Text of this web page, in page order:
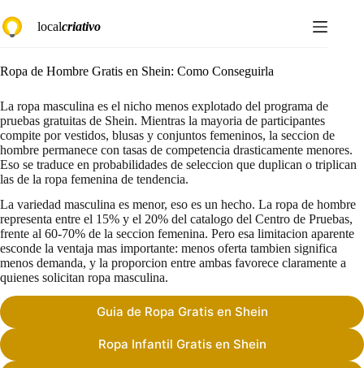
al
contenido
localcriativo
Ropa de Hombre Gratis en Shein: Como Conseguirla
La ropa masculina es el nicho menos explotado del programa de
pruebas gratuitas de Shein. Mientras la mayoria de participantes
compite por vestidos, blusas y conjuntos femeninos, la seccion de
hombre permanece con tasas de competencia drasticamente menores.
Eso se traduce en probabilidades de seleccion que duplican o triplican
las de la ropa femenina de tendencia.
La variedad masculina es menor, eso es un hecho. La ropa de hombre
representa entre el 15% y el 20% del catalogo del Centro de Pruebas,
frente al 60-70% de la seccion femenina. Pero esa limitacion aparente
esconde la ventaja mas importante: menos oferta tambien significa
menos demanda, y la proporcion entre ambas favorece claramente a
quienes solicitan ropa masculina.
Guia de Ropa Gratis en Shein
Ropa Infantil Gratis en Shein